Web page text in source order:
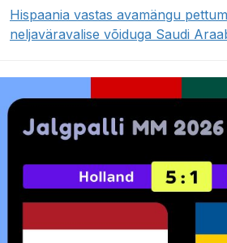
Hispaania vastas avamängu
neljaväravalise võiduga Saudi